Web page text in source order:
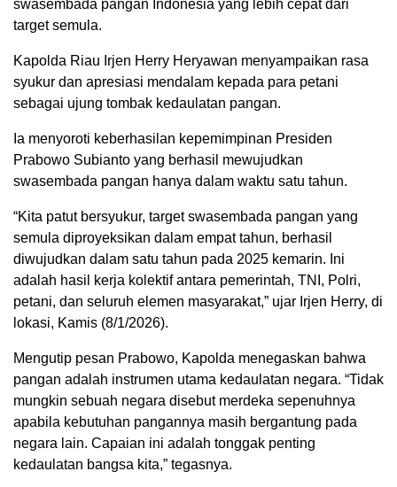
swasembada pangan Indonesia yang lebih cepat dari
target semula.
Kapolda Riau Irjen Herry Heryawan menyampaikan rasa
syukur dan apresiasi mendalam kepada para petani
sebagai ujung tombak kedaulatan pangan.
Ia menyoroti keberhasilan kepemimpinan Presiden
Prabowo Subianto yang berhasil mewujudkan
swasembada pangan hanya dalam waktu satu tahun.
“Kita patut bersyukur, target swasembada pangan yang
semula diproyeksikan dalam empat tahun, berhasil
diwujudkan dalam satu tahun pada 2025 kemarin. Ini
adalah hasil kerja kolektif antara pemerintah, TNI, Polri,
petani, dan seluruh elemen masyarakat,” ujar Irjen Herry, di
lokasi, Kamis (8/1/2026).
Mengutip pesan Prabowo, Kapolda menegaskan bahwa
pangan adalah instrumen utama kedaulatan negara. “Tidak
mungkin sebuah negara disebut merdeka sepenuhnya
apabila kebutuhan pangannya masih bergantung pada
negara lain. Capaian ini adalah tonggak penting
kedaulatan bangsa kita,” tegasnya.